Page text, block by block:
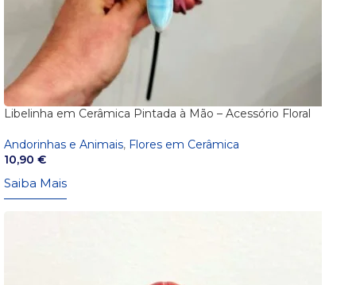
Libelinha em Cerâmica Pintada à Mão – Acessório Floral
Andorinhas e Animais, Flores em Cerâmica
10,90 €
Saiba Mais